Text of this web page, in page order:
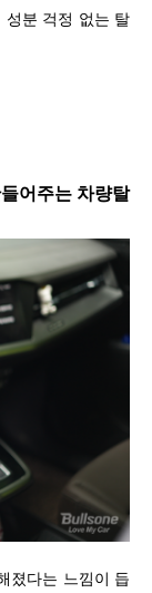
성분 걱정 없는 탈
어주는 차량탈
졌다는 느낌이 듭